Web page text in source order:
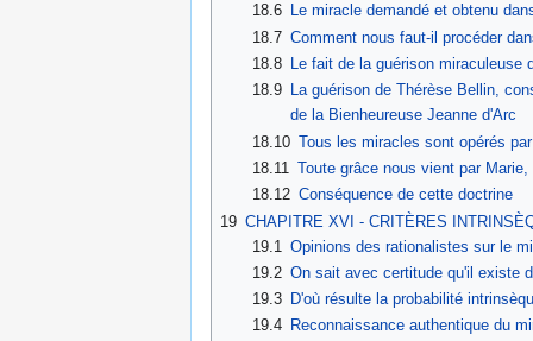
18.6
Le miracle demandé et obtenu
18.7 Comment nous faut-il procéder
18.8
Le fait de la guérison miraculeuse
18.9
La guérison de Thérèse Bellin,
de la Bienheureuse Jeanne d'Arc
18.10 Tous les miracles sont opérés
18.11
Toute grâce nous vient par
18.12 Conséquence de cette doctrine
19 CHAPITRE XVI - CRITÈRES
19.1 Opinions des rationalistes sur le
19.2 On sait avec certitude qu'il existe
19.3
D'où résulte la probabilité
19.4
Reconnaissance authentique du